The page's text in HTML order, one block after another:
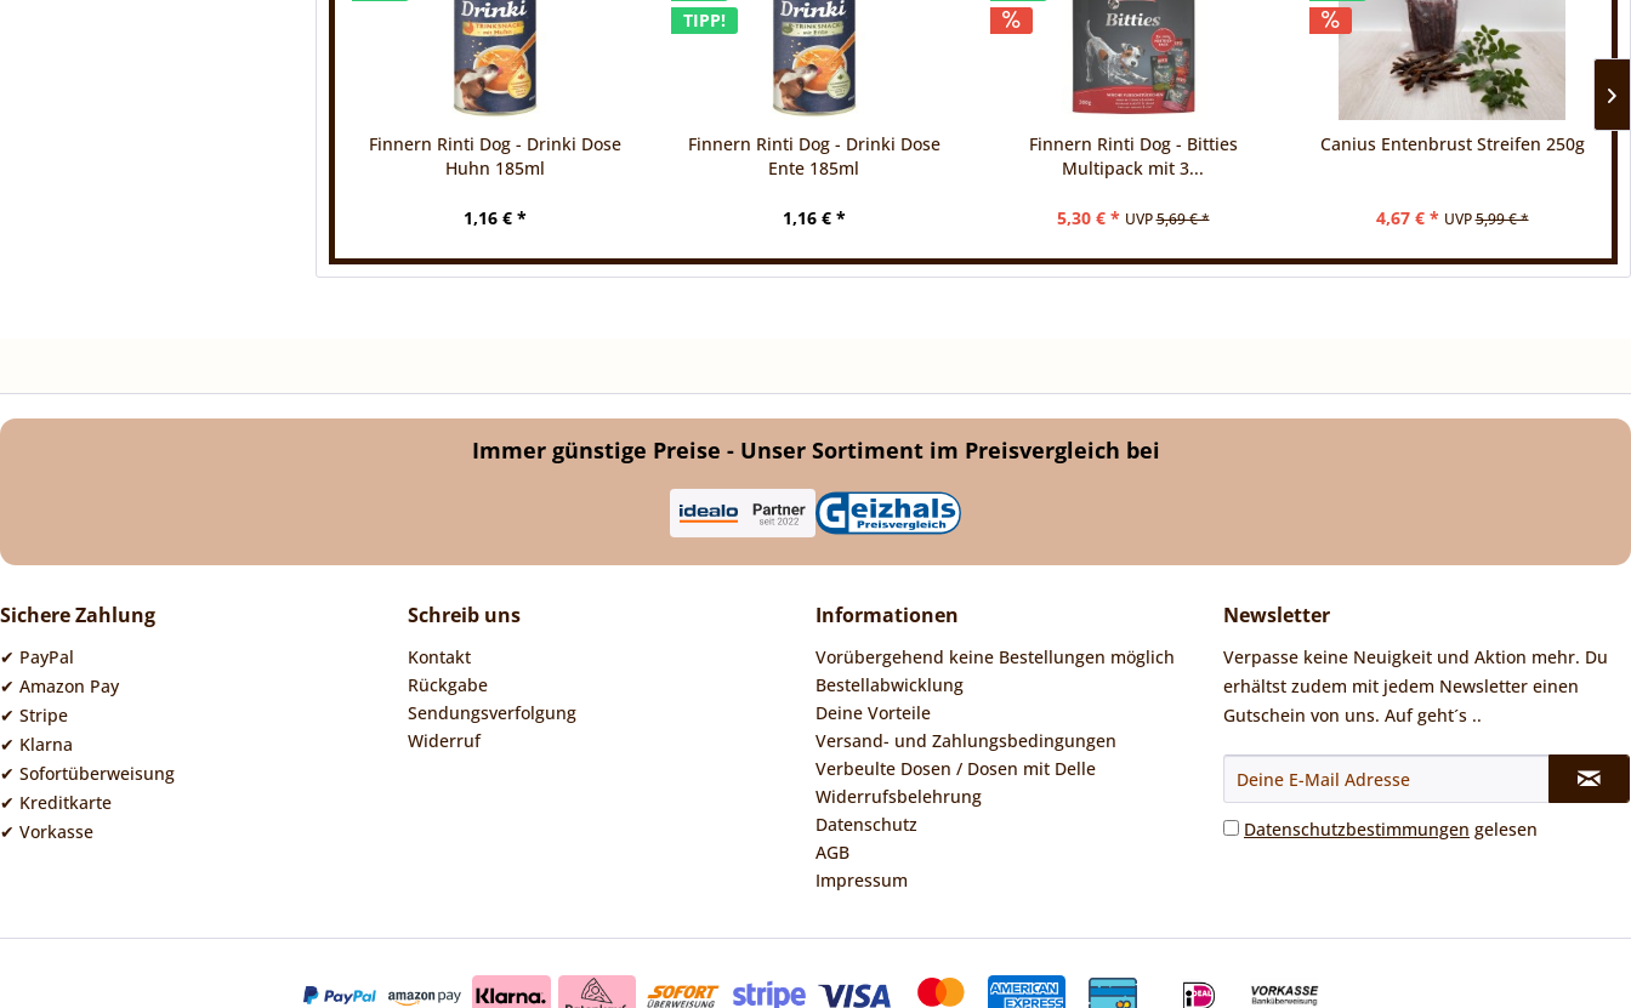
Finnern Rinti Dog - Drinki Dose
Huhn 185ml
1,16 € *
TIPP!
Finnern Rinti Dog - Drinki Dose
Ente 185ml
1,16 € *
Finnern Rinti Dog - Bitties
Multipack mit 3...
5,30 € * UVP5,69 € *
Canius Entenbrust Streifen 250g
4,67 € * UVP5,99 € *
Immer günstige Preise - Unser Sortiment im Preisvergleich bei
Sichere Zahlung
✔ PayPal
✔ Amazon Pay
✔ Stripe
✔ Klarna
✔ Sofortüberweisung
✔ Kreditkarte
✔ Vorkasse
Schreib uns
Kontakt
Rückgabe
Sendungsverfolgung
Widerruf
Informationen
Vorübergehend keine Bestellungen möglich
Bestellabwicklung
Deine Vorteile
Versand- und Zahlungsbedingungen
Verbeulte Dosen / Dosen mit Delle
Widerrufsbelehrung
Datenschutz
AGB
Impressum
Newsletter
Verpasse keine Neuigkeit und Aktion mehr. Du
erhältst zudem mit jedem Newsletter einen
Gutschein von uns. Auf geht´s ..
Datenschutzbestimmungen gelesen